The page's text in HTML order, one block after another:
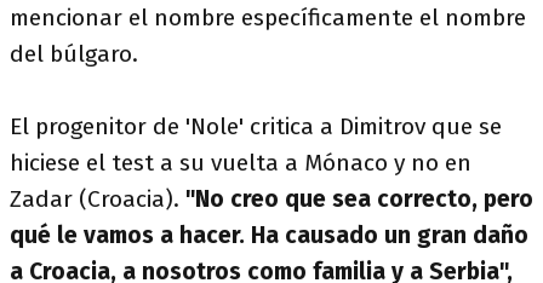
mencionar el nombre específicamente el nombre
del búlgaro.
El progenitor de 'Nole' critica a Dimitrov que se
hiciese el test a su vuelta a Mónaco y no en
Zadar (Croacia). "No creo que sea correcto, pero
qué le vamos a hacer. Ha causado un gran daño
a Croacia, a nosotros como familia y a Serbia",